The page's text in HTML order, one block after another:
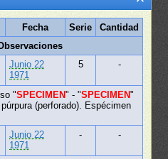
Fecha Serie
Cantidad
Junio 22
1971
5 -
"SPECIMEN" - "SPECIMEN"
(perforado). Espécimen
Junio 22
1971
- -